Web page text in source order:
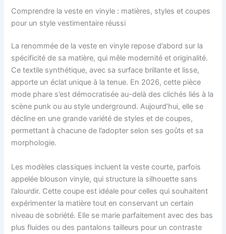
Comprendre la veste en vinyle : matières, styles et coupes
pour un style vestimentaire réussi
La renommée de la veste en vinyle repose d’abord sur la
spécificité de sa matière, qui mêle modernité et originalité.
Ce textile synthétique, avec sa surface brillante et lisse,
apporte un éclat unique à la tenue. En 2026, cette pièce
mode phare s’est démocratisée au-delà des clichés liés à la
scène punk ou au style underground. Aujourd’hui, elle se
décline en une grande variété de styles et de coupes,
permettant à chacune de l’adopter selon ses goûts et sa
morphologie.
Les modèles classiques incluent la veste courte, parfois
appelée blouson vinyle, qui structure la silhouette sans
l’alourdir. Cette coupe est idéale pour celles qui souhaitent
expérimenter la matière tout en conservant un certain
niveau de sobriété. Elle se marie parfaitement avec des bas
plus fluides ou des pantalons tailleurs pour un contraste